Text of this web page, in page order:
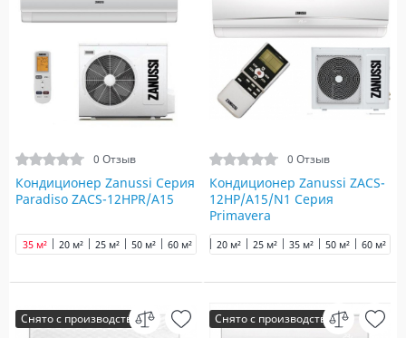
0 Отзыв
Кондиционер Zanussi Серия
Paradiso ZACS-12HPR/A15
20 м² 25 м²
35 м² 50 м² 60 м²
0 Отзыв
Кондиционер Zanussi ZACS-
12HP/A15/N1 Серия
Primavera
20 м² 25 м² 35 м² 50 м² 60 м²
Снято с производства Снято с производства